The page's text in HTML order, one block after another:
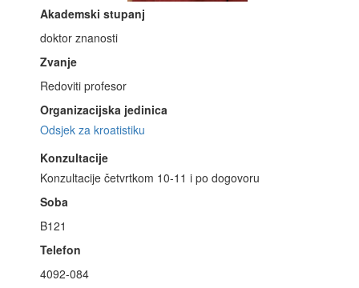
Akademski stupanj
doktor znanosti
Zvanje
Redoviti profesor
Organizacijska jedinica
Odsjek za kroatistiku
Konzultacije
Konzultacije četvrtkom 10-11 i po dogovoru
Soba
B121
Telefon
4092-084